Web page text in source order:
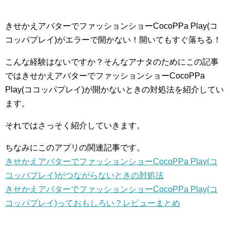
きせかえアバターでファッションショーCocoPPa Play(コ
コッパプレイ)がエラーで開かない！開いてもすぐ落ちる！
こんな経験はないですか？そんなアナタのためにこの記事
ではきせかえアバターでファッションショーCocoPPa
Play(ココッパプレイ)が開かないときの対処法を紹介してい
ます。
それではさっそく紹介していきます。
ちなみにこのアプリの関連記事です。
きせかえアバターでファッションショーCocoPPa Play(コ
コッパプレイ)がつながらないときの対処法
きせかえアバターでファッションショーCocoPPa Play(コ
コッパプレイ)っておもしろい？レビューまとめ